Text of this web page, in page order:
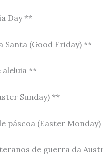
Day **
Santa (Good Friday) **
aleluia **
Sunday) **
páscoa (Easter
de guerra da